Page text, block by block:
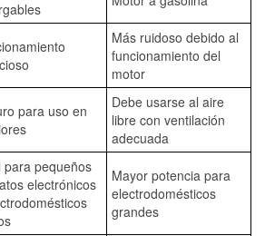
Más ruidoso debido al
funcionamiento del
motor
para uso en
Debe usarse al aire
libre con ventilación
adecuada
para pequeños
electrónicos
Mayor potencia para
electrodomésticos
grandes